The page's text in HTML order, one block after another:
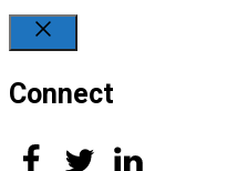
Connect